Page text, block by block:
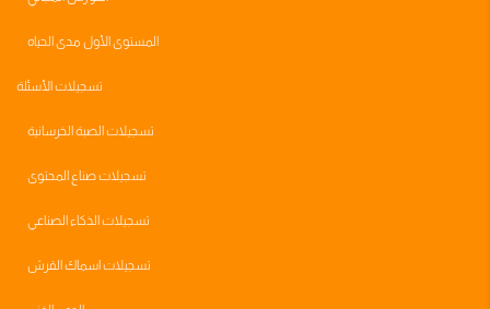
المستوى الأول مدى الحياه
تسجيلات الأسئلة
تسجيلات الصبة الخرسانية
تسجيلات صناع المحتوى
تسجيلات الذكاء الصناعي
تسجيلات اسماك القرش